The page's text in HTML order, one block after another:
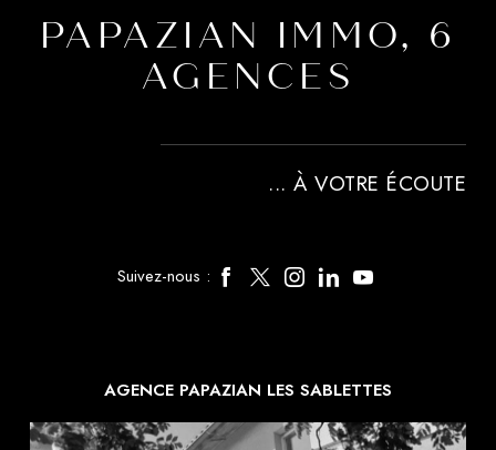
PAPAZIAN IMMO, 6
AGENCES
... À VOTRE ÉCOUTE
Suivez-nous :
AGENCE PAPAZIAN LES SABLETTES